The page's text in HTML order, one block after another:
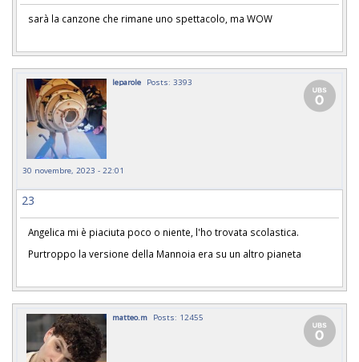
sarà la canzone che rimane uno spettacolo, ma WOW
leparole Posts: 3393
30 novembre, 2023 - 22:01
23
Angelica mi è piaciuta poco o niente, l'ho trovata scolastica.
Purtroppo la versione della Mannoia era su un altro pianeta
matteo.m Posts: 12455